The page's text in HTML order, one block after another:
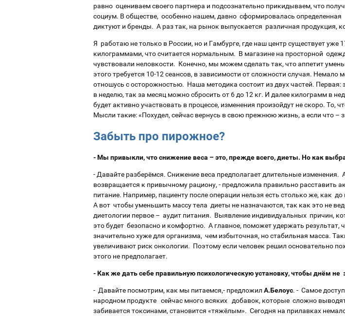
равно оцениваем своего партнера и подсознательно прикидываем, что
социум. В обществе, особенно нашем, давно сформировалась
диктуют и бренды. А раз так, на рынок выпускается различная продукция,
Я работаю не только в России, но и Гамбурге, где наш центр существует
килограммами, что считается нормальным. В магазине на просторной
чувствовали неловкости. Конечно, мы можем сделать так, что аппетит
этого требуется 10-12 сеансов, в зависимости от сложности случая.
отношусь с осторожностью. Наша методика состоит из двух частей. Первая:
в неделю, так за месяц можно сбросить от 6 до 12 кг. И далее килограмм в
будет активно участвовать в процессе, изменения произойдут не скоро. То,
Мысли такие: «Похудел, сейчас вернусь в свою прежнюю жизнь, а если что –
Забыть про пирожное?
- Мы привыкли, что снижение веса – это, прежде всего, диеты. Но как
- Давайте разберёмся. Снижение веса предполагает длительные изменения.
возвращается к привычному рациону, - предложила правильно расставить
питание. Например, пациенту после операции нельзя есть столько же, как
А вот чтобы уменьшить массу тела диеты не назначаются, так как это не
диетологии первое – аудит питания. Выявление индивидуальных причин,
это будет безопасно и комфортно. А главное, поможет удержать
значительно хуже для организма, чем избыточная, но стабильная масса.
увеличивают риск онкологии. Поэтому если человек решил основательно
этого не предполагает.
- Как же дать себе правильную психологическую установку, чтобы днём
- Давайте посмотрим, как мы питаемся,- предложил А.Белоус. - Самое
народном продукте сейчас много всяких добавок, которые сложно
забивается токсинами, становится «тяжёлым». Сегодня на прилавках